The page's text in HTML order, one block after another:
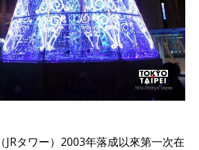
JRタワー）2003年落成以來第一次在